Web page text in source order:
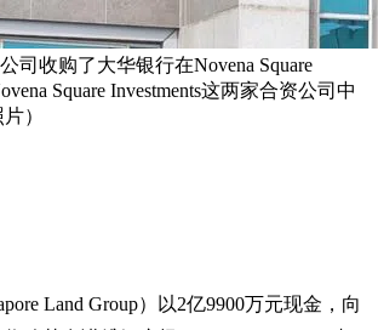
司收购了大华银行在Novena Square
Square Investments这两家合资公司中
）
Land Group）以2亿9900万元现金，向